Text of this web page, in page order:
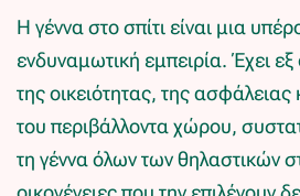
Η γέννα στο σπίτι είναι μια
ενδυναμωτική εμπειρία. Έχει
της οικειότητας, της ασφάλειας
του περιβάλλοντα χώρου,
τη γέννα όλων των θηλαστικών